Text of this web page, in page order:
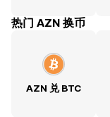
热门 AZN 换币
AZN 兑 BTC